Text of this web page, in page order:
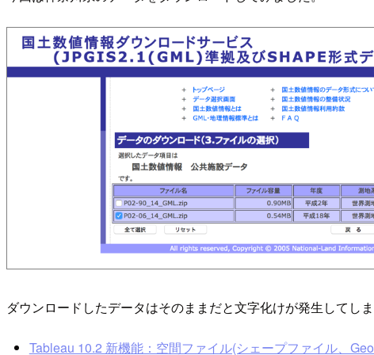
ダウンロードしたデータはそのままだと文字化けが発生してし
Tableau 10.2 新機能：空間ファイル(シェープファイル、